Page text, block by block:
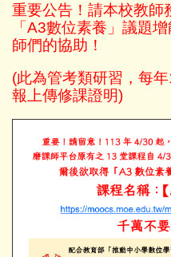
重要公告！請本校教師
「A3數位素養」議題
師們的協助！
(此為管考類研習， 每年
報上傳修課證明)